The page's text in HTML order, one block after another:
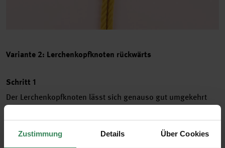
Zustimmung Details Über Cookies
Variante 2: Lerchenkopfknoten rückwärts
Schritt 1
Der Lerchenkopfknoten lässt sich genauso gut umgekehrt
die so entstandene Schlinge auf die Holzstange legen.